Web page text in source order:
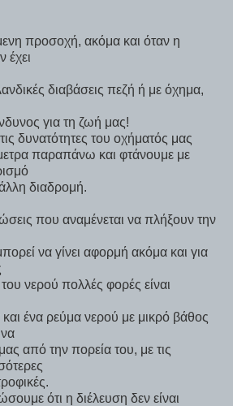
προσοχή, ακόμα και όταν η
έχει
διαβάσεις πεζή ή με όχημα,
για τη ζωή μας!
δυνατότητες του οχήματός μας
παραπάνω και φτάνουμε με
διαδρομή.
που αναμένεται να πλήξουν την
να γίνει αφορμή ακόμα και για
νερού πολλές φορές είναι
ένα ρεύμα νερού με μικρό βάθος
από την πορεία του, με τις
ότι η διέλευση δεν είναι